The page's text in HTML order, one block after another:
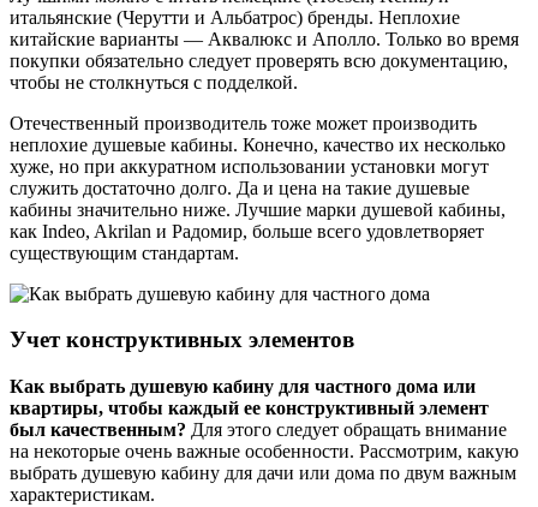
итальянские (Черутти и Альбатрос) бренды. Неплохие
китайские варианты — Аквалюкс и Аполло. Только во время
покупки обязательно следует проверять всю документацию,
чтобы не столкнуться с подделкой.
Отечественный производитель тоже может производить
неплохие душевые кабины. Конечно, качество их несколько
хуже, но при аккуратном использовании установки могут
служить достаточно долго. Да и цена на такие душевые
кабины значительно ниже. Лучшие марки душевой кабины,
как Indeo, Akrilan и Радомир, больше всего удовлетворяет
существующим стандартам.
Учет конструктивных элементов
Как выбрать душевую кабину для частного дома или
квартиры, чтобы каждый ее конструктивный элемент
был качественным? Для этого следует обращать внимание
на некоторые очень важные особенности. Рассмотрим, какую
выбрать душевую кабину для дачи или дома по двум важным
характеристикам.